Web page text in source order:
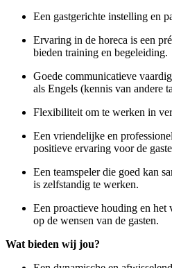
Een gastgerichte instelling en
Ervaring in de horeca is een
bieden training en begeleiding.
Goede communicatieve
als Engels (kennis van andere
Flexibiliteit om te werken in
Een vriendelijke en
positieve ervaring voor de
Een teamspeler die goed kan
is zelfstandig te werken.
Een proactieve houding en het
op de wensen van de gasten.
Wat bieden wij jou?